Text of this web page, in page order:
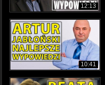
12:13
10:41